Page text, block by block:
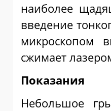
наиболее
введение
микроскопом
сжимает
Показания
Небольшое